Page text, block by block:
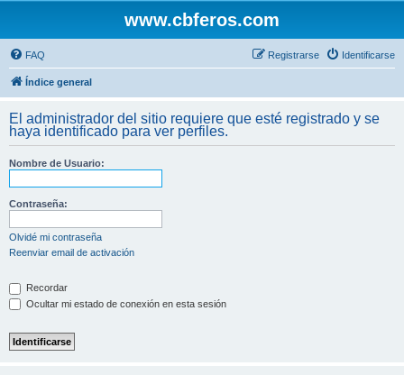
www.cbferos.com
FAQ Identificarse
Registrarse
Índice general
El administrador del sitio requiere que esté registrado y se
haya identificado para ver perfiles.
Nombre de Usuario:
Contraseña:
Olvidé mi contraseña
Reenviar email de activación
Recordar
Ocultar mi estado de conexión en esta sesión